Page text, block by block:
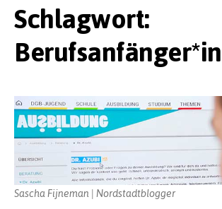
Schlagwort:
Sascha Fijneman | Nordstadtblogger